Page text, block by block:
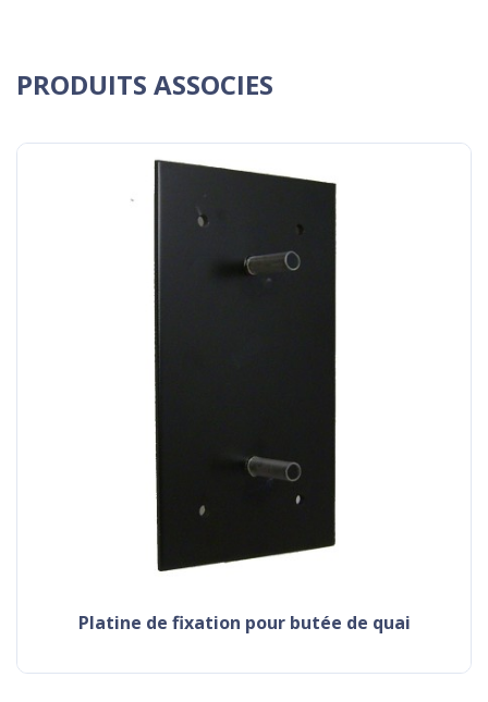
PRODUITS ASSOCIES
platine de fixation pour butée de quai